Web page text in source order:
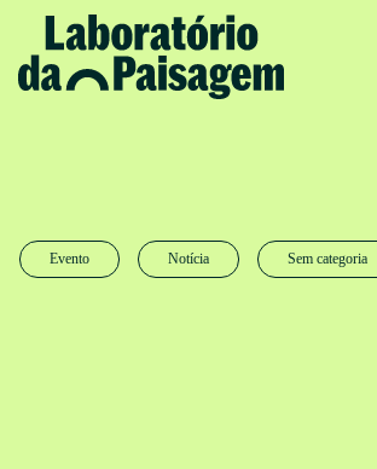
Evento Notícia Sem categoria